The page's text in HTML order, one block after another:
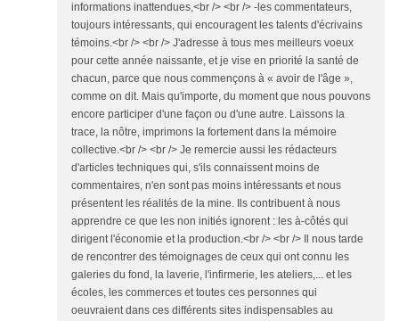
informations inattendues,<br /> <br /> -les commentateurs,
toujours intéressants, qui encouragent les talents d'écrivains
témoins.<br /> <br /> J'adresse à tous mes meilleurs voeux
pour cette année naissante, et je vise en priorité la santé de
chacun, parce que nous commençons à « avoir de l'âge »,
comme on dit. Mais qu'importe, du moment que nous pouvons
encore participer d'une façon ou d'une autre. Laissons la
trace, la nôtre, imprimons la fortement dans la mémoire
collective.<br /> <br /> Je remercie aussi les rédacteurs
d'articles techniques qui, s'ils connaissent moins de
commentaires, n'en sont pas moins intéressants et nous
présentent les réalités de la mine. Ils contribuent à nous
apprendre ce que les non initiés ignorent : les à-côtés qui
dirigent l'économie et la production.<br /> <br /> Il nous tarde
de rencontrer des témoignages de ceux qui ont connu les
galeries du fond, la laverie, l'infirmerie, les ateliers,... et les
écoles, les commerces et toutes ces personnes qui
oeuvraient dans ces différents sites indispensables au